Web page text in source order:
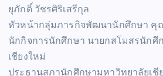
ยุภักดิ์ วัชรศิริเสรีกุล
หัวหน้ากลุ่มภารกิจพัฒนานักศึกษา
นักกิจการนักศึกษา นายกสโมสรนักศึ
เชียงใหม่
ประธานสภานักศึกษามหาวิทยาลัยเชี